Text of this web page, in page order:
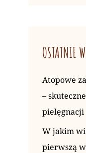
OSTATNIE
Atopowe
–
pielęgnacji
W jakim
pierwszą